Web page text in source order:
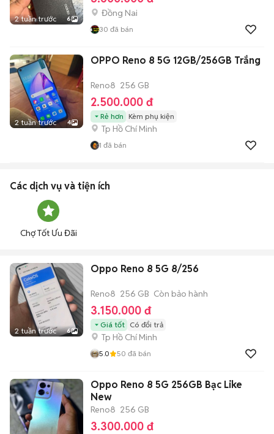
2 tuần trước 6
Đồng Nai
30 đã bán
2 tuần trước 4
OPPO Reno 8 5G 12GB/256GB Trắng
Reno8 256 GB
2.500.000 đ
Rẻ hơn Kèm phụ kiện
Tp Hồ Chí Minh
1 đã bán
Các dịch vụ và tiện ích
Chợ Tốt Ưu Đãi
2 tuần trước 6
Oppo Reno 8 5G 8/256
Reno8 256 GB Còn bảo hành
3.150.000 đ
Giá tốt Có đổi trả
Tp Hồ Chí Minh
5.0 50 đã bán
Oppo Reno 8 5G 256GB Bạc Like
New
Reno8 256 GB
3.300.000 đ